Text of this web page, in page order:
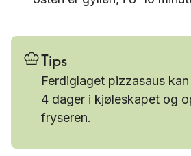
Tips
Ferdiglaget pizzasaus
4 dager i kjøleskapet og
fryseren.